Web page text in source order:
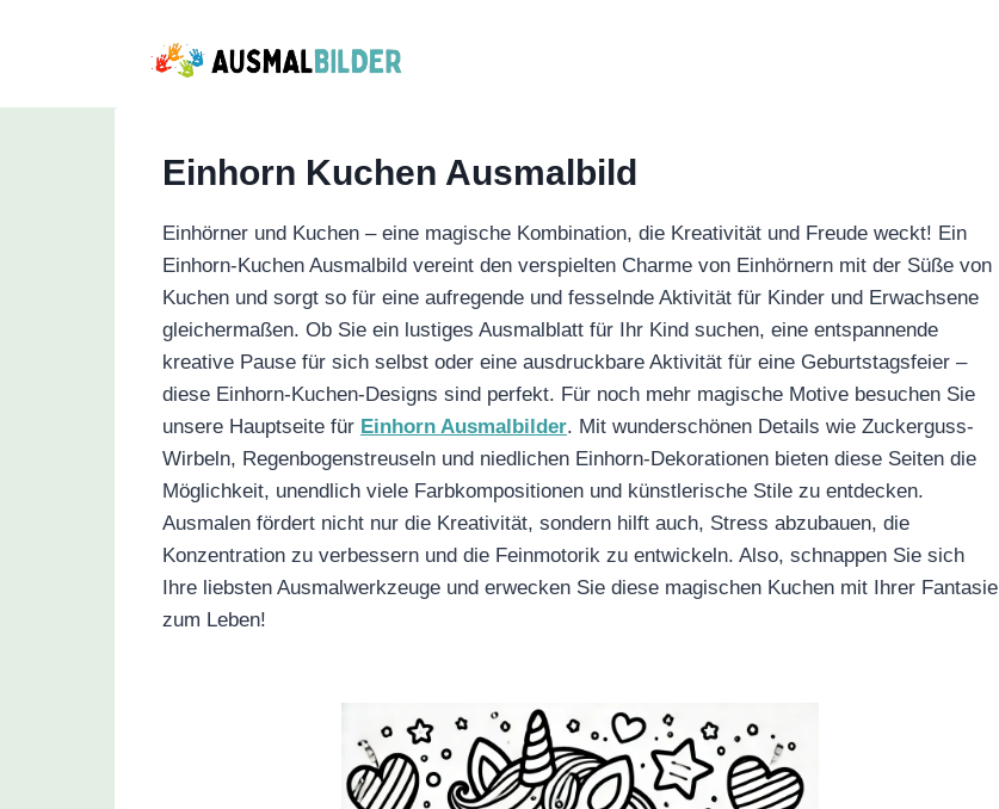
Einhorn Kuchen Ausmalbild
Einhörner und Kuchen – eine magische Kombination, die Kreativität und Freude weckt! Ein
Einhorn-Kuchen Ausmalbild vereint den verspielten Charme von Einhörnern mit der Süße von
Kuchen und sorgt so für eine aufregende und fesselnde Aktivität für Kinder und Erwachsene
gleichermaßen. Ob Sie ein lustiges Ausmalblatt für Ihr Kind suchen, eine entspannende
kreative Pause für sich selbst oder eine ausdruckbare Aktivität für eine Geburtstagsfeier –
diese Einhorn-Kuchen-Designs sind perfekt. Für noch mehr magische Motive besuchen Sie
unsere Hauptseite für Einhorn Ausmalbilder. Mit wunderschönen Details wie Zuckerguss-
Wirbeln, Regenbogenstreuseln und niedlichen Einhorn-Dekorationen bieten diese Seiten die
Möglichkeit, unendlich viele Farbkompositionen und künstlerische Stile zu entdecken.
Ausmalen fördert nicht nur die Kreativität, sondern hilft auch, Stress abzubauen, die
Konzentration zu verbessern und die Feinmotorik zu entwickeln. Also, schnappen Sie sich
Ihre liebsten Ausmalwerkzeuge und erwecken Sie diese magischen Kuchen mit Ihrer Fantasie
zum Leben!